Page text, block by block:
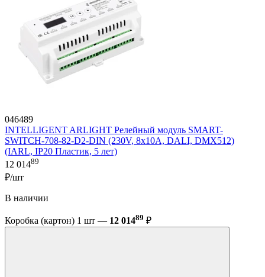
046489
INTELLIGENT ARLIGHT Релейный модуль SMART-
SWITCH-708-82-D2-DIN (230V, 8x10A, DALI, DMX512)
(IARL, IP20 Пластик, 5 лет)
12 01489
₽/шт
В наличии
Коробка (картон) 1 шт — 12 01489 ₽